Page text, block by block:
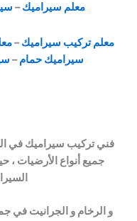
معلم سيراميك–
معلم تركيب سيراميك–
سيراميك حمام–
فني تركيب سيراميك في
جميع أنواع الأرضيات
و الرخام و الجرانيت في